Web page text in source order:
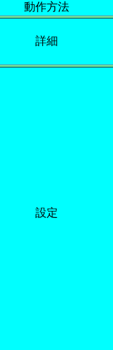
動作方法
詳細
設定